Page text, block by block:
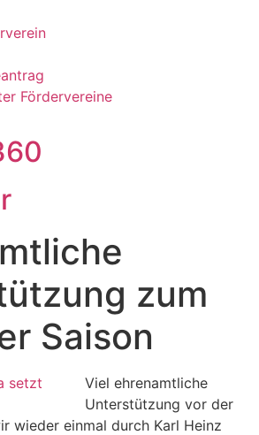
Fördervereine
zum
Saison
Viel ehrenamtliche
Unterstützung vor der
wieder einmal durch Karl Heinz